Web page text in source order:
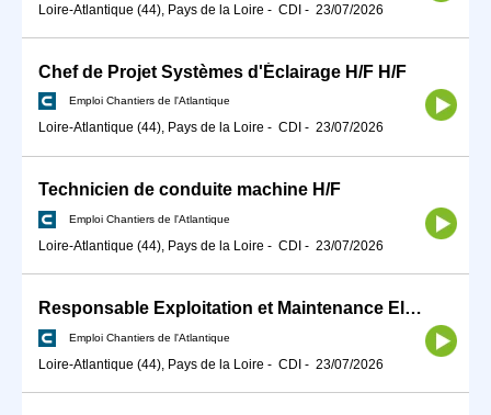
Loire-Atlantique (44), Pays de la Loire - CDI - 23/07/2026
Chef de Projet Systèmes d'Éclairage H/F H/F
Emploi Chantiers de l'Atlantique
Loire-Atlantique (44), Pays de la Loire - CDI - 23/07/2026
Technicien de conduite machine H/F
Emploi Chantiers de l'Atlantique
Loire-Atlantique (44), Pays de la Loire - CDI - 23/07/2026
Responsable Exploitation et Maintenance Electrique H/F
Emploi Chantiers de l'Atlantique
Loire-Atlantique (44), Pays de la Loire - CDI - 23/07/2026